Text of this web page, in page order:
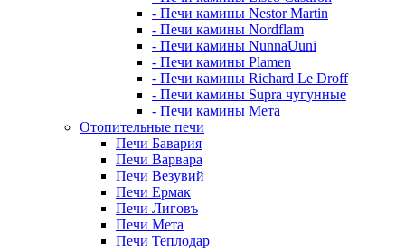
- Печи камины Nestor Martin
- Печи камины Nordflam
- Печи камины NunnaUuni
- Печи камины Plamen
- Печи камины Richard Le Droff
- Печи камины Supra чугунные
- Печи камины Мета
Отопительные печи
Печи Бавария
Печи Варвара
Печи Везувий
Печи Ермак
Печи Лиговъ
Печи Мета
Печи Теплодар